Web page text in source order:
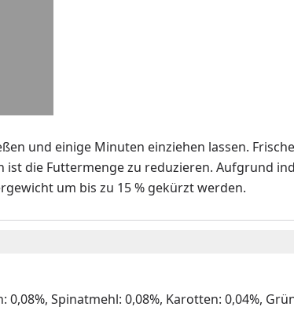
und einige Minuten einziehen lassen.
ist die Futtermenge zu reduzieren. Aufgrund
um bis zu 15 % gekürzt werden.
Spinatmehl: 0,08%, Karotten: 0,04%,